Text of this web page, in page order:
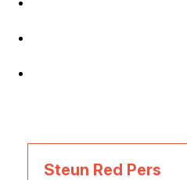
Steun Red Pers